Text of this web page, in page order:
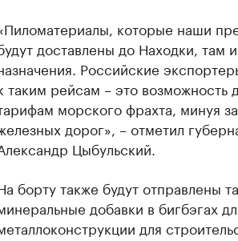
которые наши
доставлены до Находки, там
Российские
таким рейсам – это возможность
морского фрахта, минуя
дорог», – отметил
Цыбульский.
борту также будут отправлены
добавки в бигбэгах
для